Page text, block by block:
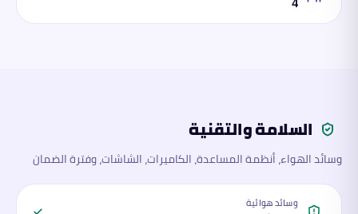
4
السلامة والتقنية
وسائد الهواء، أنظمة المساعدة، الكاميرات، الشاشات، وفترة الضمان
وسائد هوائية